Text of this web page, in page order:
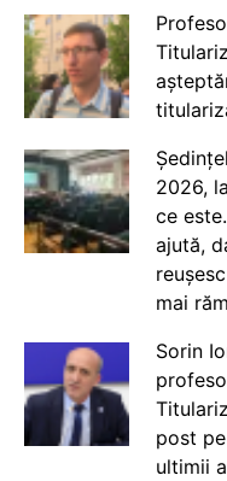
2026,
ce
ajută,
mai
Sorin
post
ultimii